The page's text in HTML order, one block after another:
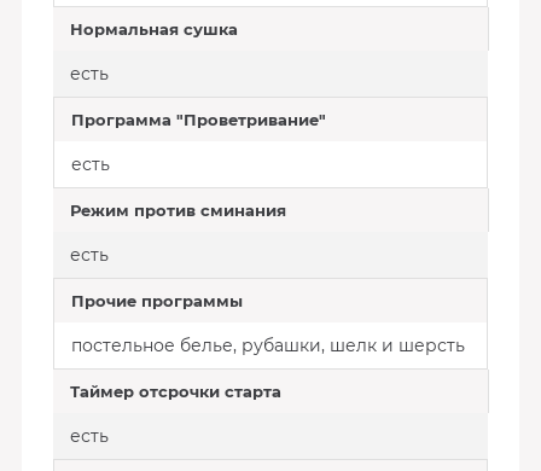
Нормальная сушка
есть
Программа "Проветривание"
есть
Режим против сминания
есть
Прочие программы
постельное белье, рубашки, шелк и шерсть
Таймер отсрочки старта
есть